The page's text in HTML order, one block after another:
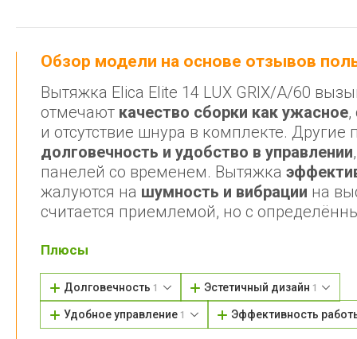
Обзор модели на основе отзывов
Вытяжка Elica Elite 14 LUX GRIX/A/60
отмечают качество сборки как ужасное,
и отсутствие шнура в комплекте.
долговечность и удобство в управлении
панелей со временем. Вытяжка
жалуются на шумность и вибрации на
считается приемлемой, но с
Плюсы
Долговечность 1 Эстетичный дизайн 1
Удобное управление 1 Эффективность